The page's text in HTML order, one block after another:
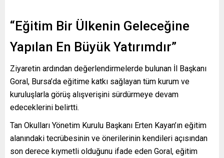
“Eğitim Bir Ülkenin Geleceğine
Yapılan En Büyük Yatırımdır”
Ziyaretin ardından değerlendirmelerde bulunan İl Başkanı
Goral, Bursa’da eğitime katkı sağlayan tüm kurum ve
kuruluşlarla görüş alışverişini sürdürmeye devam
edeceklerini belirtti.
Tan Okulları Yönetim Kurulu Başkanı Erten Kayan’ın eğitim
alanındaki tecrübesinin ve önerilerinin kendileri açısından
son derece kıymetli olduğunu ifade eden Goral, eğitim